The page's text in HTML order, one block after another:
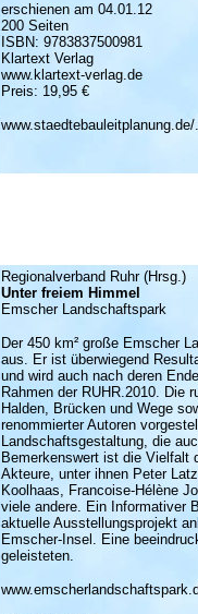
erschienen am 04.01.12
200 Seiten
ISBN: 9783837500981
Klartext Verlag
www.klartext-verlag.de
Preis: 19,95 €
www.staedtebauleitplanung.de/
Regionalverband Ruhr (Hrsg.)
Unter freiem Himmel
Emscher Landschaftspark
Der 450 km² große Emscher
aus. Er ist überwiegend
und wird auch nach deren
Rahmen der RUHR.2010. Die
Halden, Brücken und Wege
renommierter Autoren
Landschaftsgestaltung, die
Bemerkenswert ist die Vielfalt
Akteure, unter ihnen Peter
Koolhaas, Francoise-Hélène
viele andere. Ein Informativer
aktuelle Ausstellungsprojekt
Emscher-Insel. Eine
geleisteten.